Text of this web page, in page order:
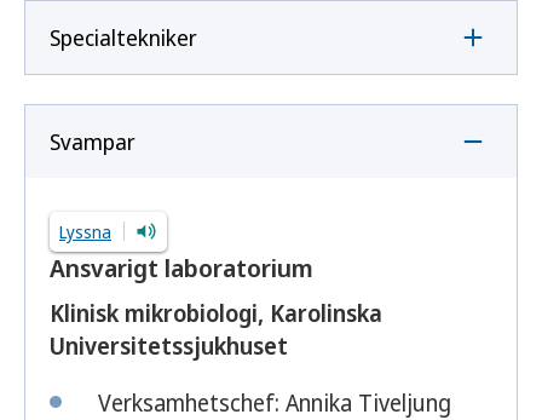
Specialtekniker
Svampar
Lyssna
Ansvarigt laboratorium
Klinisk mikrobiologi, Karolinska
Universitetssjukhuset
Verksamhetschef: Annika Tiveljung